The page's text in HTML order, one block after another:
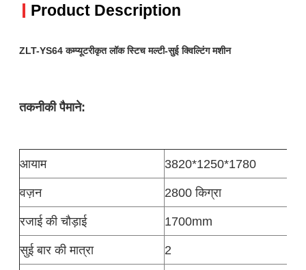
Product Description
ZLT-YS64 कम्प्यूटरीकृत लॉक स्टिच मल्टी-सुई क्विल्टिंग मशीन
तकनीकी पैमाने:
आयाम
3820*1250*1780
वज़न
2800 किग्रा
रजाई की चौड़ाई
1700mm
सुई बार की मात्रा
2